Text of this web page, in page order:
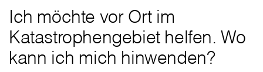
Ich möchte vor Ort im
Katastrophengebiet helfen. Wo
kann ich mich hinwenden?